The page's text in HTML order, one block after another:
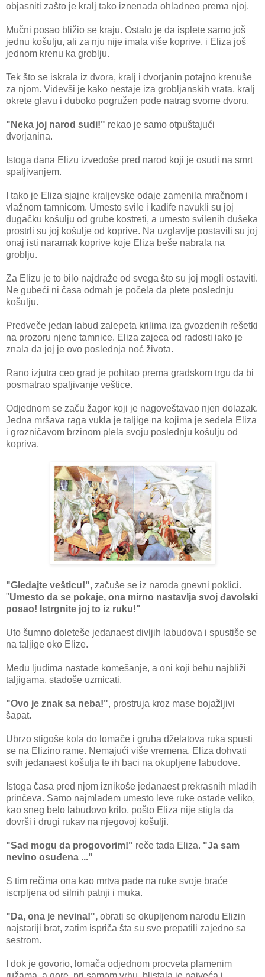
objasniti zašto je kralj tako iznenada ohladneo prema njoj.
Mučni posao bližio se kraju. Ostalo je da isplete samo još
jednu košulju, ali za nju nije imala više koprive, i Eliza još
jednom krenu ka groblju.
Tek što se iskrala iz dvora, kralj i dvorjanin potajno krenuše
za njom. Videvši je kako nestaje iza grobljanskih vrata, kralj
okrete glavu i duboko pogružen pođe natrag svome dvoru.
"Neka joj narod sudi!" rekao je samo otpuštajući
dvorjanina.
Istoga dana Elizu izvedoše pred narod koji je osudi na smrt
spaljivanjem.
I tako je Eliza sjajne kraljevske odaje zamenila mračnom i
vlažnom tamnicom. Umesto svile i kadife navukli su joj
dugačku košulju od grube kostreti, a umesto svilenih dušeka
prostrli su joj košulje od koprive. Na uzglavlje postavili su joj
onaj isti naramak koprive koje Eliza beše nabrala na
groblju.
Za Elizu je to bilo najdraže od svega što su joj mogli ostaviti.
Ne gubeći ni časa odmah je počela da plete poslednju
košulju.
Predveče jedan labud zalepeta krilima iza gvozdenih rešetki
na prozoru njene tamnice. Eliza zajeca od radosti iako je
znala da joj je ovo poslednja noć života.
Rano izjutra ceo grad je pohitao prema gradskom trgu da bi
posmatrao spaljivanje veštice.
Odjednom se začu žagor koji je nagoveštavao njen dolazak.
Jedna mršava raga vukla je taljige na kojima je sedela Eliza
i grozničavom brzinom plela svoju poslednju košulju od
kopriva.
"Gledajte vešticu!", začuše se iz naroda gnevni poklici.
"Umesto da se pokaje, ona mirno nastavlja svoj đavolski
posao! Istrgnite joj to iz ruku!"
Uto šumno doleteše jedanaest divljih labudova i spustiše se
na taljige oko Elize.
Među ljudima nastade komešanje, a oni koji behu najbliži
taljigama, stadoše uzmicati.
"Ovo je znak sa neba!", prostruja kroz mase bojažljivi
šapat.
Ubrzo stigoše kola do lomače i gruba dželatova ruka spusti
se na Elizino rame. Nemajući više vremena, Eliza dohvati
svih jedanaest košulja te ih baci na okupljene labudove.
Istoga časa pred njom iznikoše jedanaest prekrasnih mladih
prinčeva. Samo najmlađem umesto leve ruke ostade veliko,
kao sneg belo labudovo krilo, pošto Eliza nije stigla da
dovrši i drugi rukav na njegovoj košulji.
"Sad mogu da progovorim!" reče tada Eliza. "Ja sam
nevino osuđena ..."
S tim rečima ona kao mrtva pade na ruke svoje braće
iscrpljena od silnih patnji i muka.
"Da, ona je nevina!", obrati se okupljenom narodu Elizin
najstariji brat, zatim ispriča šta su sve prepatili zajedno sa
sestrom.
I dok je govorio, lomača odjednom procveta plamenim